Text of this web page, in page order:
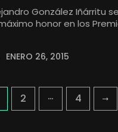
González Iñárritu
honor en los
ENERO 26, 2015
2 … 4